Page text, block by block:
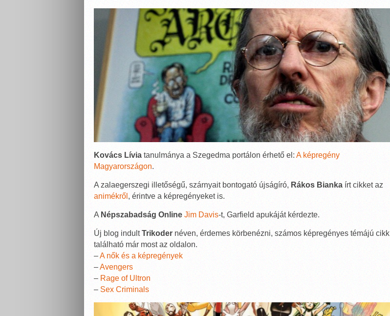
Kovács Líviatanulmánya a Szegedma portálon érhető el: A képregény
Magyarországon.
A zalaegerszegi illetőségű, szárnyait bontogató újságíró, Rákos Biankaírt cikket az
animékről , érintve a képregényeket is.
A Népszabadság Online Jim Davis-t, Garfield apukáját kérdezte.
Új blog indultTrikodernéven, érdemes körbenézni, számos képregényes témájú cikk
található már most az oldalon.
–A nők és a képregények
–Avengers
– Rage of Ultron
– Sex Criminals